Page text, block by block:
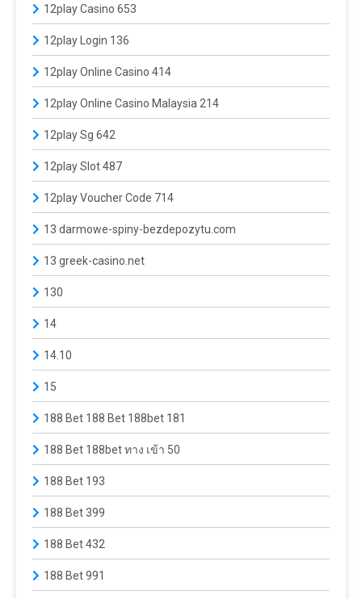
12play Casino 653
12play Login 136
12play Online Casino 414
12play Online Casino Malaysia 214
12play Sg 642
12play Slot 487
12play Voucher Code 714
13 darmowe-spiny-bezdepozytu.com
13 greek-casino.net
130
14
14.10
15
188 Bet 188 Bet 188bet 181
188 Bet 188bet ทาง เข้า 50
188 Bet 193
188 Bet 399
188 Bet 432
188 Bet 991